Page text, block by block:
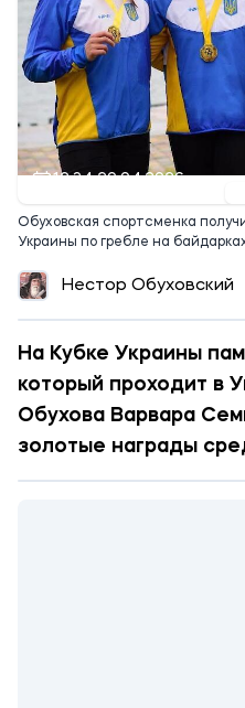
12:34 20.04.2026
Обуховская спортсменка
Украины по гребле на
Нестор Обуховский
На Кубке Украины
который проходит в
Обухова Варвара
золотые награды